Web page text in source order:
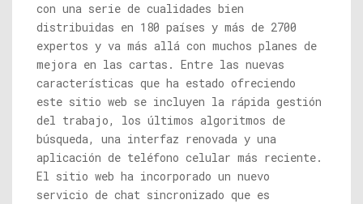
con una serie de cualidades bien
distribuidas en 180 países y más de 2700
expertos y va más allá con muchos planes de
mejora en las cartas. Entre las nuevas
características que ha estado ofreciendo
este sitio web se incluyen la rápida gestión
del trabajo, los últimos algoritmos de
búsqueda, una interfaz renovada y una
aplicación de teléfono celular más reciente.
El sitio web ha incorporado un nuevo
servicio de chat sincronizado que es